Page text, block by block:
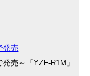
発売
売～「YZF-R1M」